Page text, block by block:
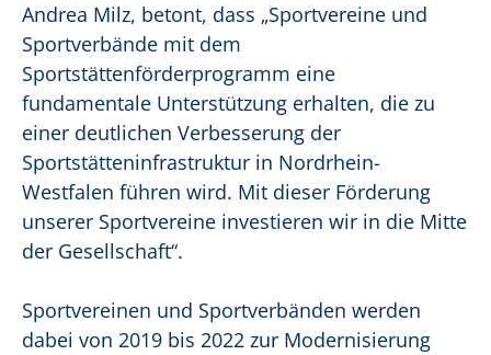
Andrea Milz, betont, dass „Sportvereine und
Sportverbände mit dem
Sportstättenförderprogramm eine
fundamentale Unterstützung erhalten, die zu
einer deutlichen Verbesserung der
Sportstätteninfrastruktur in Nordrhein-
Westfalen führen wird. Mit dieser Förderung
unserer Sportvereine investieren wir in die Mitte
der Gesellschaft“.
Sportvereinen und Sportverbänden werden
dabei von 2019 bis 2022 zur Modernisierung